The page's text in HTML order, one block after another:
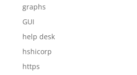
graphs
GUI
help desk
hshicorp
https